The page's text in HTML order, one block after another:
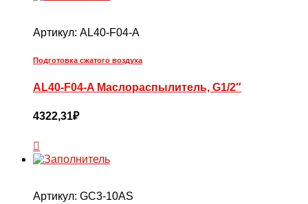
Артикул: AL40-F04-A
Подготовка сжатого воздуха
AL40-F04-A Маслораспылитель, G1/2″
4322,31₽
Артикул: GC3-10AS